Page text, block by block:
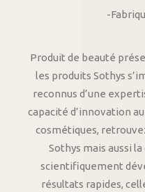
-
Produit de beauté
les produits Sothys
reconnus d’une
capacité d’innovation
cosmétiques,
Sothys mais aussi
scientifiquement
résultats rapides,